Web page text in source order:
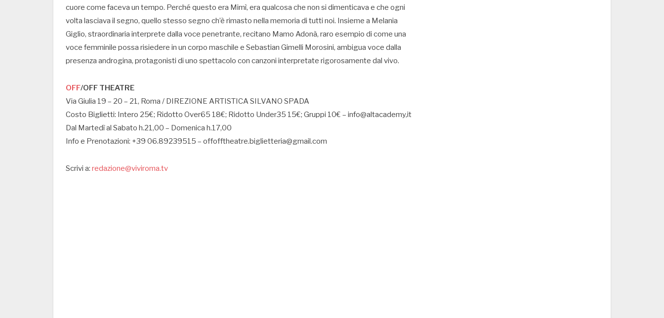
cuore come faceva un tempo. Perché questo era Mimì, era qualcosa che non si dimenticava e che ogni
volta lasciava il segno, quello stesso segno ch’è rimasto nella memoria di tutti noi. Insieme a Melania
Giglio, straordinaria interprete dalla voce penetrante, recitano Mamo Adonà, raro esempio di come una
voce femminile possa risiedere in un corpo maschile e Sebastian Gimelli Morosini, ambigua voce dalla
presenza androgina, protagonisti di uno spettacolo con canzoni interpretate rigorosamente dal vivo.
OFF/OFF THEATRE
Via Giulia 19 – 20 – 21, Roma / DIREZIONE ARTISTICA SILVANO SPADA
Costo Biglietti: Intero 25€; Ridotto Over65 18€; Ridotto Under35 15€; Gruppi 10€ – info@altacademy,it
Dal Martedì al Sabato h.21,00 – Domenica h.17,00
Info e Prenotazioni: +39 06.89239515 – offofftheatre.biglietteria@gmail.com
Scrivi a: redazione@viviroma.tv